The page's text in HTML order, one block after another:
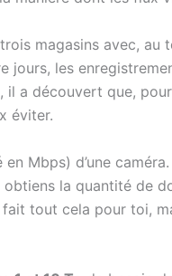
magasins avec, au
les
, il a découvert que,
éviter.
Mbps) d’une
la quantité de
tout cela pour toi,